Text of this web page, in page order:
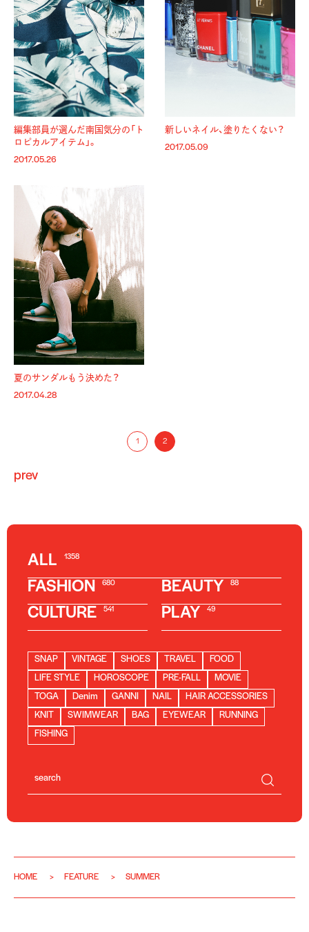
編集部員が選んだ南国気分の「ト
ロピカルアイテム」。
2017.05.26
新しいネイル、塗りたくない？
2017.05.09
夏のサンダルもう決めた？
2017.04.28
prev
1 2
ALL 1358
FASHION 680 BEAUTY 88
CULTURE 541 PLAY 49
SNAP VINTAGE SHOES TRAVEL
FOOD
LIFE STYLE
HOROSCOPE PRE-FALL
MOVIE
TOGA
Denim GANNI NAIL
HAIR ACCESSORIES
KNIT
SWIMWEAR BAG EYEWEAR
RUNNING
FISHING
HOME FEATURE SUMMER